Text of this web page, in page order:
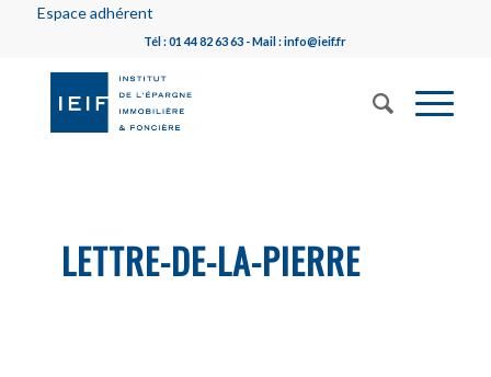
Espace adhérent
Tél : 01 44 82 63 63 - Mail : info@ieif.fr
LETTRE-DE-LA-PIERRE